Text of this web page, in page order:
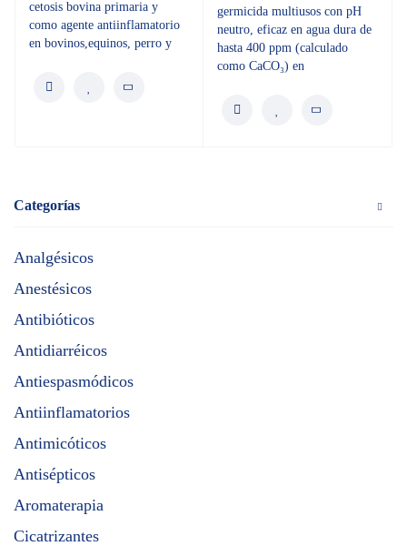
Categorías
Analgésicos
Anestésicos
Antibióticos
Antidiarréicos
Antiespasmódicos
Antiinflamatorios
Antimicóticos
Antisépticos
Aromaterapia
Cicatrizantes
cetosis bovina primaria y
como agente antiinflamatorio
en bovinos,equinos, perro y
germicida multiusos con pH
neutro, eficaz en agua dura de
hasta 400 ppm (calculado
como CaCO₃) en